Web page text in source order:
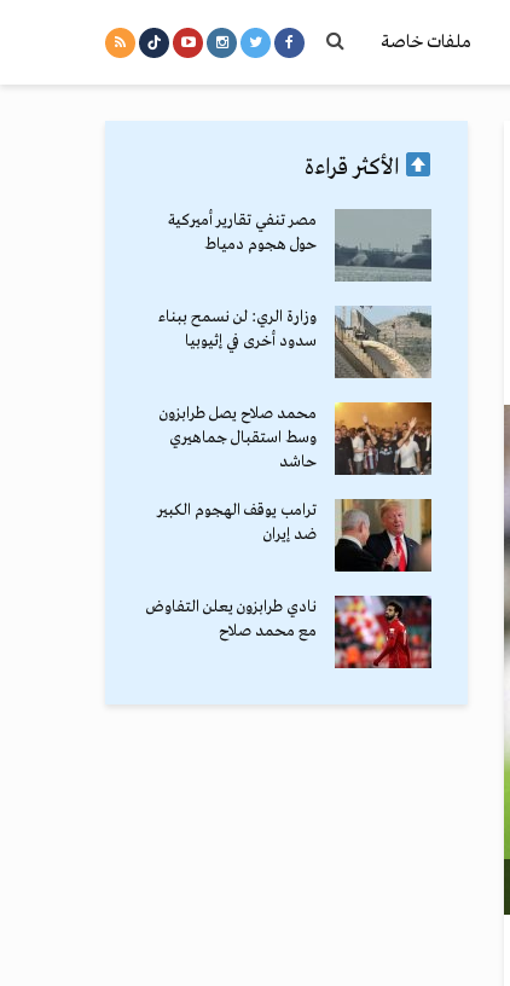
ملفات خاصة
الأكثر قراءة
مصر تنفي تقارير أميركية
حول هجوم دمياط
وزارة الري: لن نسمح ببناء
سدود أخرى في إثيوبيا
محمد صلاح يصل طرابزون
وسط استقبال جماهيري
حاشد
ترامب يوقف الهجوم الكبير
ضد إيران
نادي طرابزون يعلن التفاوض
مع محمد صلاح